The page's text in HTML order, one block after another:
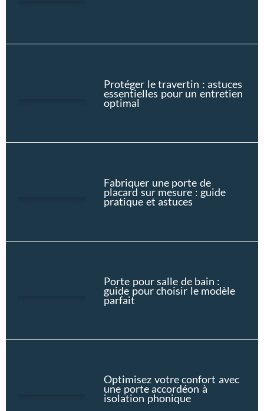
Protéger le travertin : astuces
essentielles pour un entretien
optimal
Fabriquer une porte de
placard sur mesure : guide
pratique et astuces
Porte pour salle de bain :
guide pour choisir le modèle
parfait
Optimisez votre confort avec
une porte accordéon à
isolation phonique